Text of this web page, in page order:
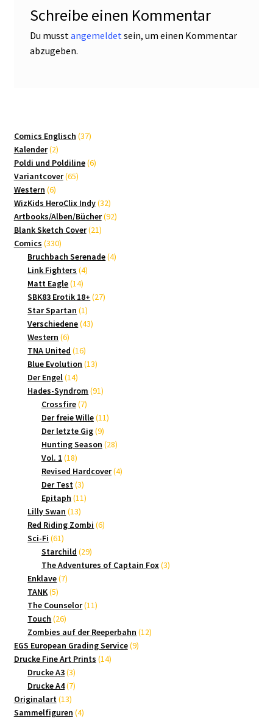
Schreibe einen Kommentar
Du musst angemeldet sein, um einen Kommentar
abzugeben.
Comics Englisch 3737
Kalender 22
Produkte
Poldi und Poldiline 66
Variantcover 6565
Western 66
Produkte
WizKids HeroClix Indy 3232
Produkte
Artbooks/Alben/Bücher 9292
Blank Sketch Cover 2121
Comics 330330
Produkte
Bruchbach Serenade 44
Link Fighters 44
Matt Eagle 1414
Produkte
SBK83 Erotik 18+ 2727
Star Spartan 11
Produkt
Verschiedene 4343
Western 66
Produkte
TNA United 1616
Produkte
Blue Evolution 1313
Der Engel 1414
Produkte
Hades-Syndrom 9191
Crossfire 77
Produkte
Der freie Wille 1111
Der letzte Gig 99
Produkte
Hunting Season 2828
Vol. 1 1818
Produkte
Revised Hardcover 44
Der Test 33
Produkte
Epitaph 1111
Lilly Swan 1313
Produkte
Red Riding Zombi 66
Sci-Fi 6161
Produkte
Starchild 2929
Produkte
The Adventures of Captain Fox 33
Enklave 77
TANK 55
Produkte
The Counselor 1111
Touch 2626
Produkte
Zombies auf der Reeperbahn 1212
EGS European Grading Service 99
Drucke Fine Art Prints 1414
Drucke A3 33
Produkte
Drucke A4 77
Originalart 1313
Produkte
Sammelfiguren 44